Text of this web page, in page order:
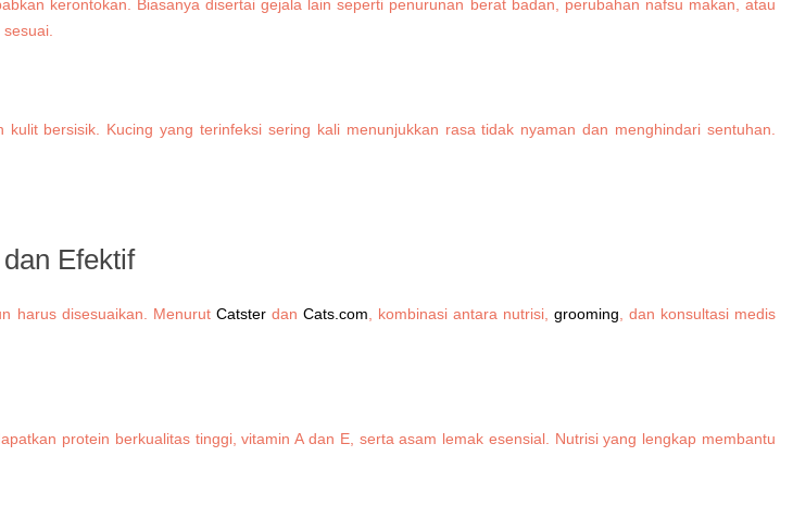
kerontokan. Biasanya disertai gejala lain seperti penurunan berat badan, perubahan nafsu makan, atau
bersisik. Kucing yang terinfeksi sering kali menunjukkan rasa tidak nyaman dan menghindari sentuhan.
Efektif
harus disesuaikan. Menurut Catsterdan Cats.com , kombinasi antara nutrisi, grooming , dan konsultasi medis
protein berkualitas tinggi, vitamin A dan E, serta asam lemak esensial. Nutrisi yang lengkap membantu